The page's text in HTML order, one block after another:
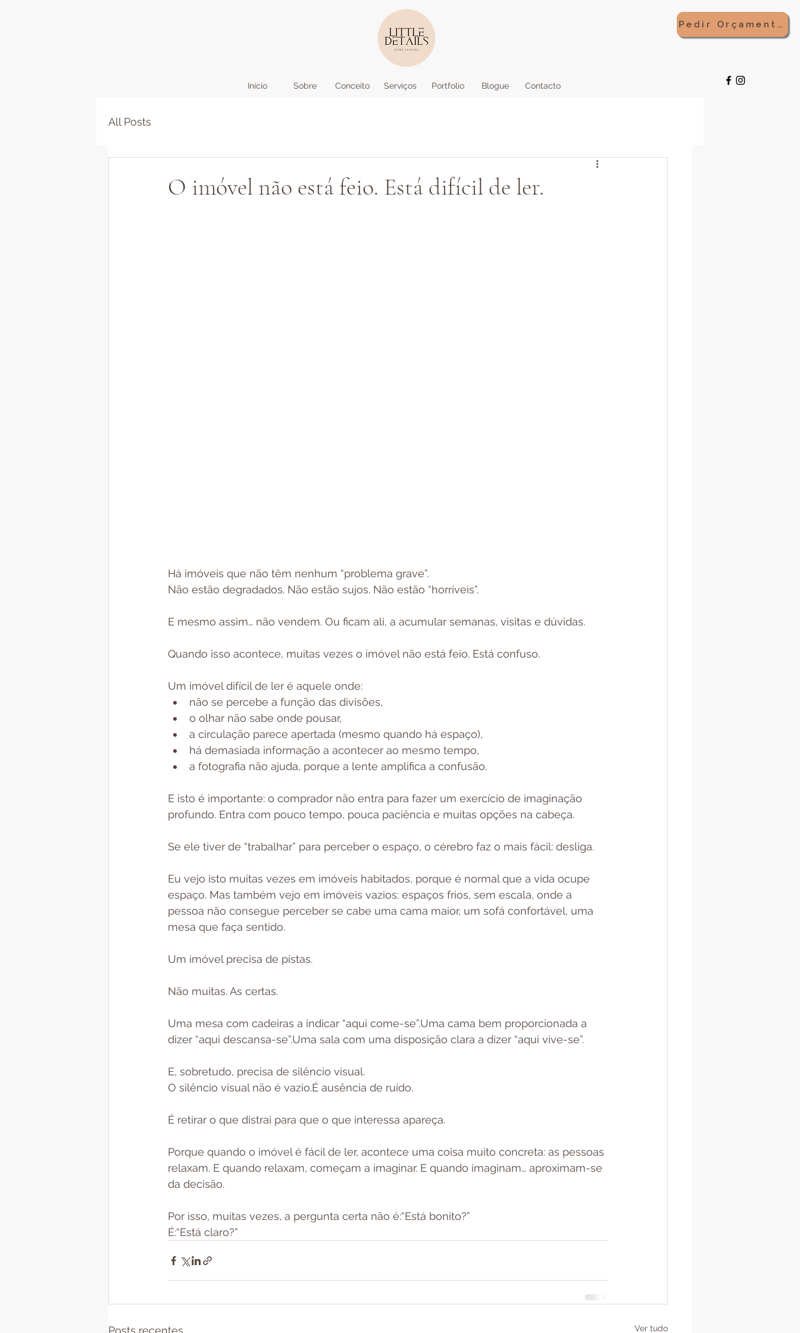
Pedir Orçamento
Início Sobre Conceito Serviços Portfolio Blogue Contacto
All Posts
O imóvel não está feio. Está difícil de ler.
Há imóveis que não têm nenhum “problema grave”.
Não estão degradados. Não estão sujos. Não estão “horríveis”.
E mesmo assim… não vendem. Ou ficam ali, a acumular semanas, visitas e dúvidas.
Quando isso acontece, muitas vezes o imóvel não está feio. Está confuso.
Um imóvel difícil de ler é aquele onde:
não se percebe a função das divisões,
o olhar não sabe onde pousar,
a circulação parece apertada (mesmo quando há espaço),
há demasiada informação a acontecer ao mesmo tempo,
a fotografia não ajuda, porque a lente amplifica a confusão.
E isto é importante: o comprador não entra para fazer um exercício de imaginação
profundo. Entra com pouco tempo, pouca paciência e muitas opções na cabeça.
Se ele tiver de “trabalhar” para perceber o espaço, o cérebro faz o mais fácil: desliga.
Eu vejo isto muitas vezes em imóveis habitados, porque é normal que a vida ocupe
espaço. Mas também vejo em imóveis vazios: espaços frios, sem escala, onde a
pessoa não consegue perceber se cabe uma cama maior, um sofá confortável, uma
mesa que faça sentido.
Um imóvel precisa de pistas.
Não muitas. As certas.
Uma mesa com cadeiras a indicar “aqui come-se”.Uma cama bem proporcionada a
dizer “aqui descansa-se”.Uma sala com uma disposição clara a dizer “aqui vive-se”.
E, sobretudo, precisa de silêncio visual.
O silêncio visual não é vazio.É ausência de ruído.
É retirar o que distrai para que o que interessa apareça.
Porque quando o imóvel é fácil de ler, acontece uma coisa muito concreta: as pessoas
relaxam. E quando relaxam, começam a imaginar. E quando imaginam… aproximam-se
da decisão.
Por isso, muitas vezes, a pergunta certa não é:“Está bonito?”
É:“Está claro?”
Posts recentes Ver tudo